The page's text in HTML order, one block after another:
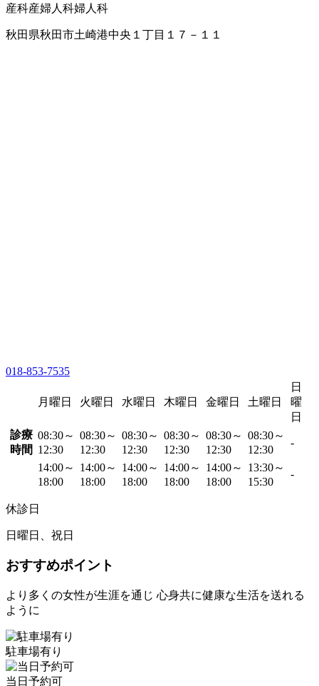
産科産婦人科婦人科
秋田県秋田市土崎港中央１丁目１７－１１
018-853-7535
月曜日 火曜日 水曜日 木曜日 金曜日 土曜日
日
曜
日
診療
時間
08:30～
12:30
08:30～
12:30
08:30～
12:30
08:30～
12:30
08:30～
12:30
08:30～
12:30
-
14:00～
18:00
14:00～
18:00
14:00～
18:00
14:00～
18:00
14:00～
18:00
13:30～
15:30
-
休診日
日曜日、祝日
おすすめポイント
より多くの女性が生涯を通じ 心身共に健康な生活を送れる
ように
駐車場有り
当日予約可